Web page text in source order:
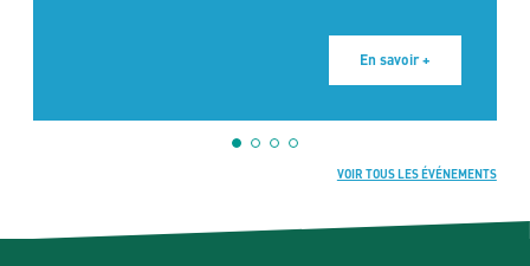
En savoir +
VOIR TOUS LES ÉVÉNEMENTS